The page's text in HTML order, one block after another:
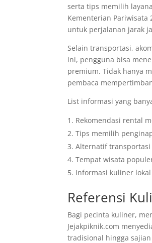
serta tips memilih
Kementerian
untuk perjalanan jarak
Selain transportasi,
ini, pengguna bisa
premium. Tidak hanya
pembaca
List informasi yang
Rekomendasi rental
Tips memilih
Alternatif
Tempat wisata
Informasi kuliner
Referensi
Bagi pecinta kuliner,
Jejakpiknik.com
tradisional hingga